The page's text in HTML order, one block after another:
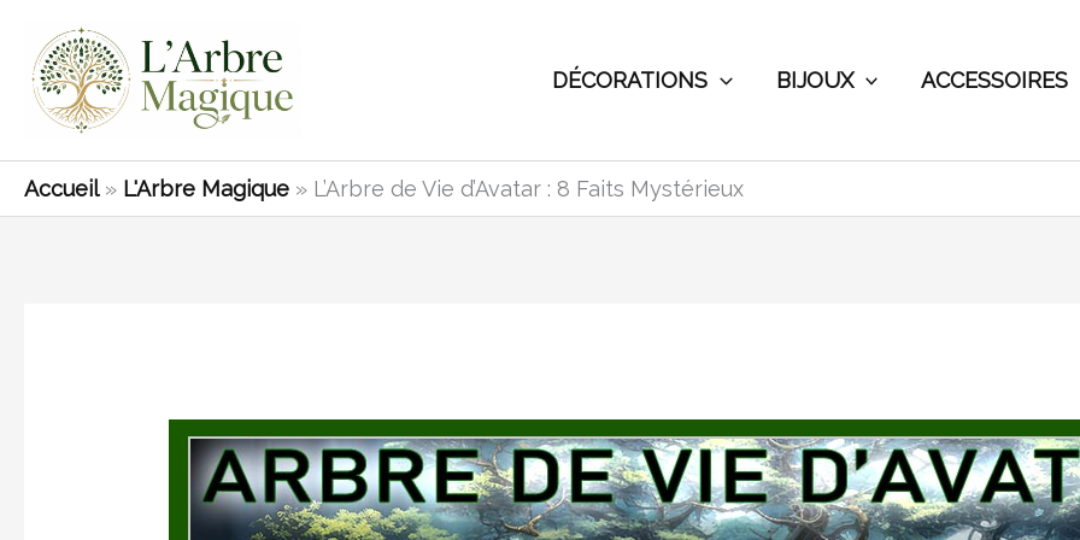
contenu
DÉCORATIONS BIJOUX ACCESSOIRES
Accueil» L'Arbre Magique » L’Arbre de Vie d’Avatar : 8 Faits Mystérieux